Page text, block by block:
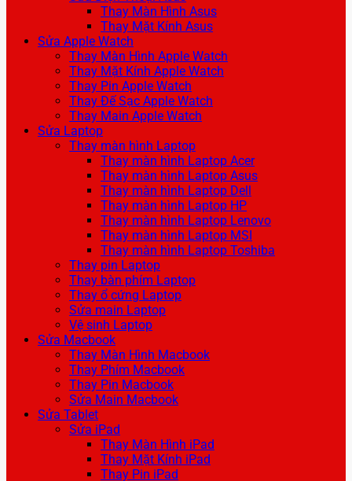
Thay Màn Hình Asus
Thay Mặt Kính Asus
Sửa Apple Watch
Thay Màn Hình Apple Watch
Thay Mặt Kính Apple Watch
Thay Pin Apple Watch
Thay Đế Sạc Apple Watch
Thay Main Apple Watch
Sửa Laptop
Thay màn hình Laptop
Thay màn hình Laptop Acer
Thay màn hình Laptop Asus
Thay màn hình Laptop Dell
Thay màn hình Laptop HP
Thay màn hình Laptop Lenovo
Thay màn hình Laptop MSI
Thay màn hình Laptop Toshiba
Thay pin Laptop
Thay bàn phím Laptop
Thay ổ cứng Laptop
Sửa main Laptop
Vệ sinh Laptop
Sửa Macbook
Thay Màn Hình Macbook
Thay Phím Macbook
Thay Pin Macbook
Sửa Main Macbook
Sửa Tablet
Sửa iPad
Thay Màn Hình iPad
Thay Mặt Kính iPad
Thay Pin iPad